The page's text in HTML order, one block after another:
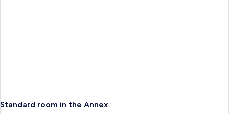
Standard room in the Annex